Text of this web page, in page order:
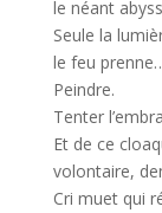
le néant
Seule la
le feu
Peindre.
Tenter
Et de ce
volontaire,
Cri muet qui